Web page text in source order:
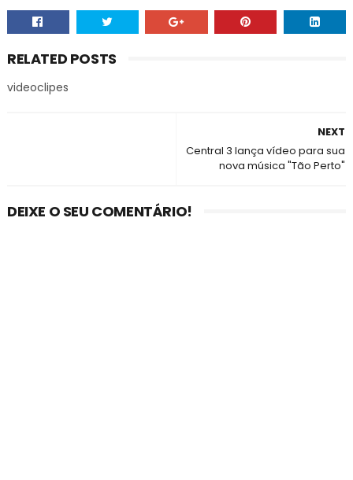
RELATED POSTS
videoclipes
NEXT
Central 3 lança vídeo para sua
nova música "Tão Perto"
DEIXE O SEU COMENTÁRIO!